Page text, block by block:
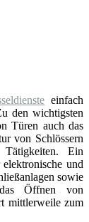
einfach
den wichtigsten
Türen auch das
von Schlössern
Ein
und
sowie
Öffnen von
mittlerweile zum